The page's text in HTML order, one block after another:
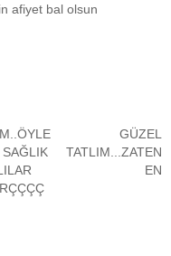
afiyet bal olsun
GÜZEL
TATLIM...ZATEN
EN